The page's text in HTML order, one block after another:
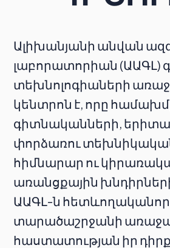
Ալիխանյանի անվան
լաբորատորիան (ԱԱԳԼ)
տեխնոլոգիաների
կենտրոն է, որը
գիտնականների,
փորձառու
հիմնարար ու
առանցքային
ԱԱԳԼ-ն
տարածաշրջանի
հաստատության իր